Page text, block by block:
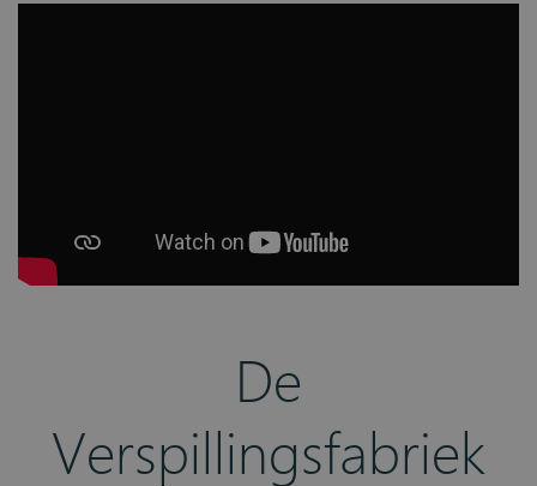
De
Verspillingsfabriek